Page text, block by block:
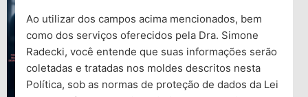
Ao utilizar dos campos acima mencionados, bem
como dos serviços oferecidos pela Dra. Simone
Radecki, você entende que suas informações serão
coletadas e tratadas nos moldes descritos nesta
Política, sob as normas de proteção de dados da Lei